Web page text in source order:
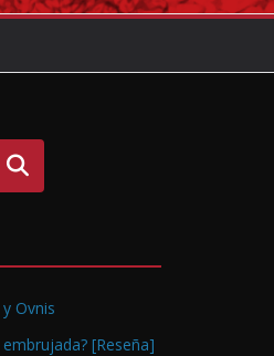
Buscar
Ovnis
[Reseña]